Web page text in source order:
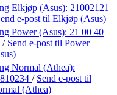
Elkjøp (Asus): 21002121
e-post til Elkjøp (Asus)
Power (Asus): 21 00 40
/ Send e-post til Power
Normal (Athea):
/ Send e-post til
(Athea)